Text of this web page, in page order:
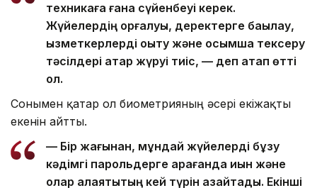
техникаға ғана сүйенбеуі керек.
Жүйелердің қорғалуы, деректерге бақылау,
қызметкерлерді оқыту және қосымша тексеру
тәсілдері қатар жүруі тиіс, — деп атап өтті
ол.
Сонымен қатар ол биометрияның әсері екіжақты
екенін айтты.
— Бір жағынан, мұндай жүйелерді бұзу
кәдімгі парольдерге қарағанда қиын және
олар алаяқтықтың кей түрін азайтады. Екінші